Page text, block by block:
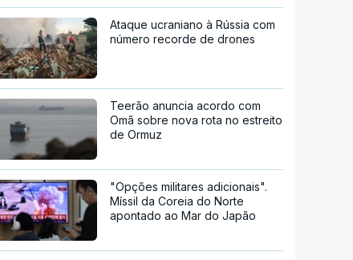
Ataque ucraniano à Rússia com
número recorde de drones
Teerão anuncia acordo com
Omã sobre nova rota no estreito
de Ormuz
"Opções militares adicionais".
Míssil da Coreia do Norte
apontado ao Mar do Japão